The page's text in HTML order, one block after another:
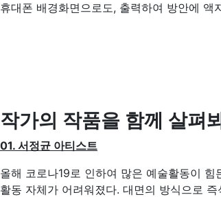
휴대폰 배경화면으로도, 출력하여 방안에
작가의 작품을 함께 살펴
01. 서정균 아티스트
올해 코로나19로 인하여 많은 예술활동이
활동 자체가 어려워졌다. 대면의 방식으로